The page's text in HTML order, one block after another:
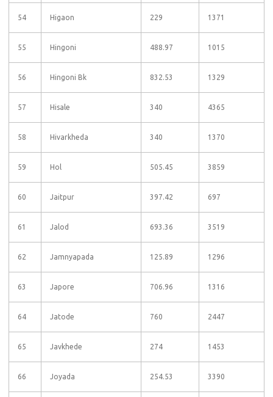
54 Higaon 229 1371
55 Hingoni 488.97 1015
56 Hingoni Bk 832.53 1329
57 Hisale 340 4365
58 Hivarkheda 340 1370
59 Hol 505.45 3859
60 Jaitpur 397.42 697
61 Jalod 693.36 3519
62 Jamnyapada 125.89 1296
63 Japore 706.96 1316
64 Jatode 760 2447
65 Javkhede 274 1453
66 Joyada 254.53 3390